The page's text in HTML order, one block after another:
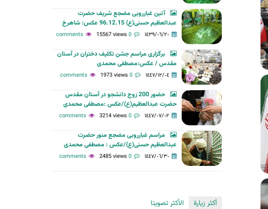
ح
ث
آئین غبارروبی مضجع شریف حضرت
عبدالعظیم حسنی(ع) 96.12.15 عکس: شاهرخ
١٤٣٩/٠٦/٢٠ 0 comments
15567 views
برگزاری مراسم جشن تکلیف دختران در آستان
مقدس / عکس:مصطفی محمدی
١٤٤٧/١٢/٠٤ 0 comments
1973 views
حضور 200 زوج دانشجو در آستان مقدس
حضرت عبدالعظیم(ع)/عکس :مصطفی محمدی
١٤٤٧/٠٧/٠٢ 0 comments
3214 views
مراسم غبارروبی مضجع منور حضرت
عبدالعظیم حسنی(ع)/عکس : مصطفی محمدی
١٤٤٧/٠٦/٣٠ 0 comments
2485 views
أكثر زيارة
الأكثر تصويتا